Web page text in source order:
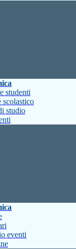
studenti
scolastico
studio
eventi